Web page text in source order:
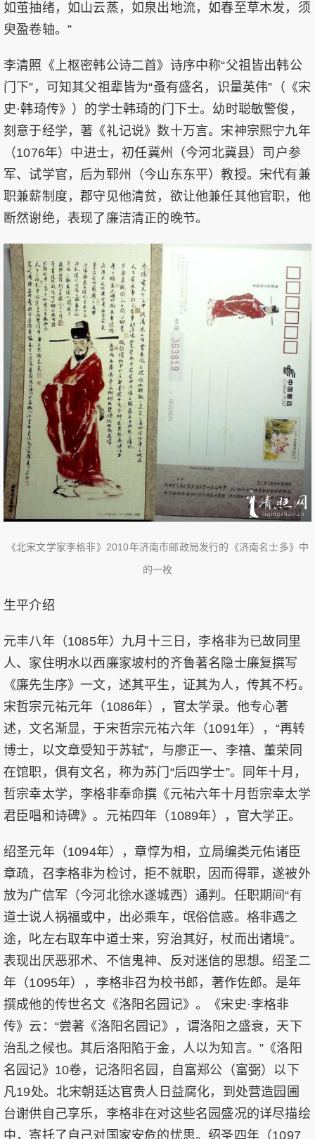
如茧抽绪，如山云蒸，如泉出地流，如春至草木发，须
臾盈卷轴。”
李清照《上枢密韩公诗二首》诗序中称“父祖皆出韩公
门下”，可知其父祖辈皆为“蚤有盛名，识量英伟”（《宋
史·韩琦传》）的学士韩琦的门下士。幼时聪敏警俊，
刻意于经学，著《礼记说》数十万言。宋神宗熙宁九年
（1076年）中进士，初任冀州（今河北冀县）司户参
军、试学官，后为郓州（今山东东平）教授。宋代有兼
职兼薪制度，郡守见他清贫，欲让他兼任其他官职，他
断然谢绝，表现了廉洁清正的晚节。
《北宋文学家李格非》2010年济南市邮政局发行的《济南名士多》中
的一枚
生平介绍
元丰八年（1085年）九月十三日，李格非为已故同里
人、家住明水以西廉家坡村的齐鲁著名隐士廉复撰写
《廉先生序》一文，述其平生，证其为人，传其不朽。
宋哲宗元祐元年（1086年），官太学录。他专心著
述，文名渐显，于宋哲宗元祐六年（1091年），“再转
博士，以文章受知于苏轼”，与廖正一、李禧、董荣同
在馆职，俱有文名，称为苏门“后四学士”。同年十月，
哲宗幸太学，李格非奉命撰《元祐六年十月哲宗幸太学
君臣唱和诗碑》。元祐四年（1089年），官大学正。
绍圣元年（1094年），章惇为相，立局编类元佑诸臣
章疏，召李格非为检讨，拒不就职，因而得罪，遂被外
放为广信军（今河北徐水遂城西）通判。任职期间“有
道士说人祸福或中，出必乘车，氓俗信惑。格非遇之
途，叱左右取车中道士来，穷治其好，杖而出诸境”。
表现出厌恶邪术、不信鬼神、反对迷信的思想。绍圣二
年（1095年），李格非召为校书郎，著作佐郎。是年
撰成他的传世名文《洛阳名园记》。《宋史·李格非
传》云：“尝著《洛阳名园记》，谓洛阳之盛衰，天下
治乱之候也。其后洛阳陷于金，人以为知言。”《洛阳
名园记》10卷，记洛阳名园，自富郑公（富弼）以下
凡19处。北宋朝廷达官贵人日益腐化，到处营造园圃
台谢供自己享乐，李格非在对这些名园盛况的详尽描绘
中，寄托了自己对国家安危的忧思。绍圣四年（1097